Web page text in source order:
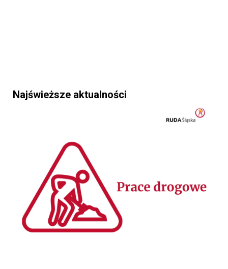
Najświeższe aktualności